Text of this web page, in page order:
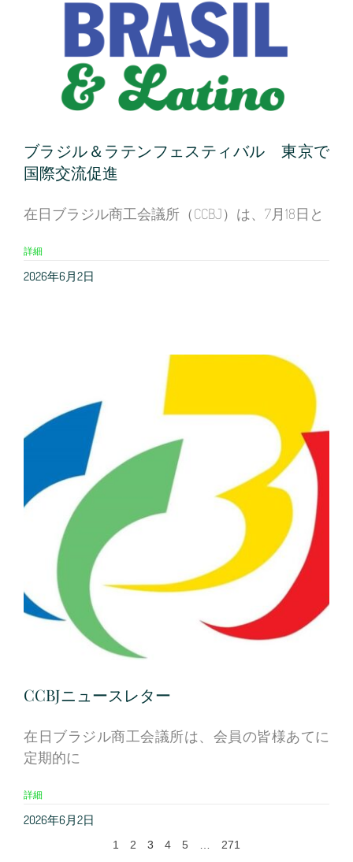
ブラジル＆ラテンフェスティバル 東京で
国際交流促進
在日ブラジル商工会議所（CCBJ）は、7月18日と
詳細
2026年6月2日
CCBJニュースレター
在日ブラジル商工会議所は、会員の皆様あてに
定期的に
詳細
2026年6月2日
1 2 3 4 5 … 271